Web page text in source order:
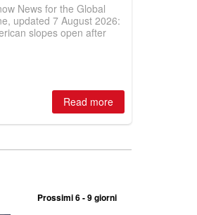
News for the Global
updated 7 August 2026:
slopes open after
areas still open.
Read more
Prossimi 6 - 9 giorni